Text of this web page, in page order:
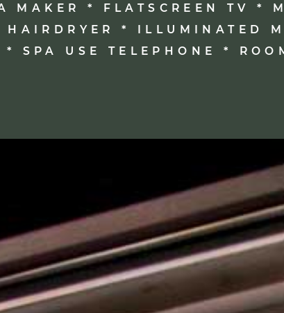
MAKER * FLATSCREEN TV *
* ILLUMINATED
SPA USE TELEPHONE *